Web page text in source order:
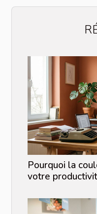
Pourquoi la
votre